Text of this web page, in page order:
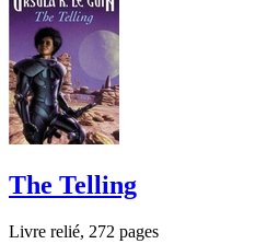
The Telling
Livre relié, 272 pages